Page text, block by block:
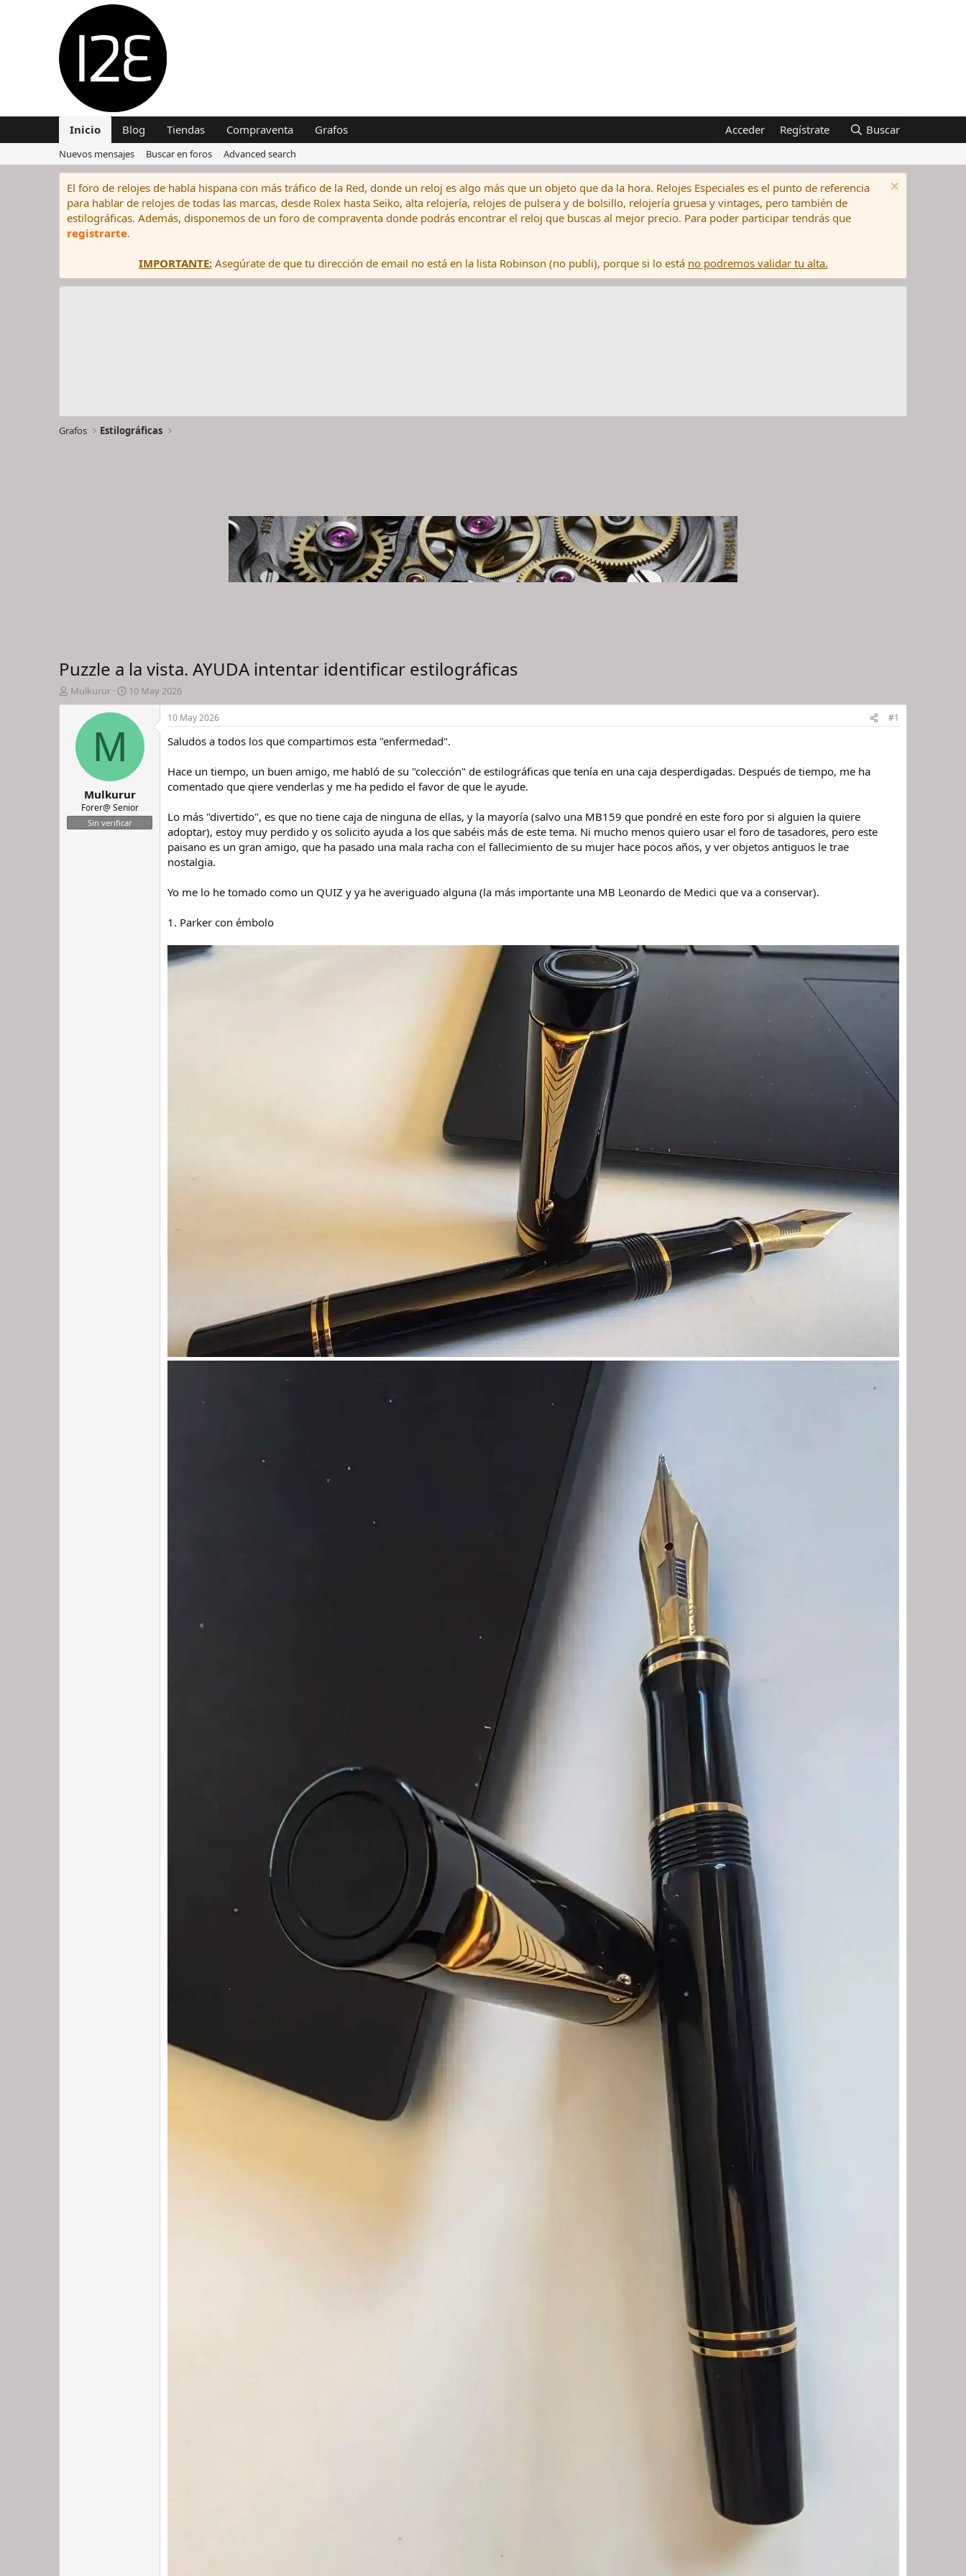
Inicio Blog Tiendas Compraventa Grafos Acceder Regístrate Buscar
Nuevos mensajes Buscar en foros Advanced search
El foro de relojes de habla hispana con más tráfico de la Red, donde un reloj es algo más que un objeto que da la hora. Relojes Especiales es el punto de referencia
para hablar de relojes de todas las marcas, desde Rolex hasta Seiko, alta relojería, relojes de pulsera y de bolsillo, relojería gruesa y vintages, pero también de
estilográficas. Además, disponemos de un foro de compraventa donde podrás encontrar el reloj que buscas al mejor precio. Para poder participar tendrás que
registrarte.
IMPORTANTE:Asegúrate de que tu dirección de email no está en la lista Robinson (no publi), porque si lo está no podremos validar tu alta.
Grafos Estilográficas
Puzzle a la vista. AYUDA intentar identificar estilográficas
I
n
e
l
Mulkurur
F
e
c
i
n
i
c
i
10 May 2026
M
Mulkurur
Forer@ Senior
Sin verificar
10 May 2026 #1
Saludos a todos los que compartimos esta "enfermedad".
Hace un tiempo, un buen amigo, me habló de su "colección" de estilográficas que tenía en una caja desperdigadas. Después de tiempo, me ha
comentado que qiere venderlas y me ha pedido el favor de que le ayude.
Lo más "divertido", es que no tiene caja de ninguna de ellas, y la mayoría (salvo una MB159 que pondré en este foro por si alguien la quiere
adoptar), estoy muy perdido y os solicito ayuda a los que sabéis más de este tema. Ni mucho menos quiero usar el foro de tasadores, pero este
paisano es un gran amigo, que ha pasado una mala racha con el fallecimiento de su mujer hace pocos años, y ver objetos antiguos le trae
nostalgia.
Yo me lo he tomado como un QUIZ y ya he averiguado alguna (la más importante una MB Leonardo de Medici que va a conservar).
1. Parker con émbolo